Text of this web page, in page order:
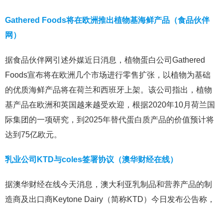
Gathered Foods将在欧洲推出植物基海鲜产品（食品伙伴
网）
据食品伙伴网引述外媒近日消息，植物蛋白公司Gathered
Foods宣布将在欧洲几个市场进行零售扩张，以植物为基础
的优质海鲜产品将在荷兰和西班牙上架。该公司指出，植物
基产品在欧洲和英国越来越受欢迎，根据2020年10月荷兰国
际集团的一项研究，到2025年替代蛋白质产品的价值预计将
达到75亿欧元。
乳业公司KTD与coles签署协议（澳华财经在线）
据澳华财经在线今天消息，澳大利亚乳制品和营养产品的制
造商及出口商Keytone Dairy（简称KTD）今日发布公告称，